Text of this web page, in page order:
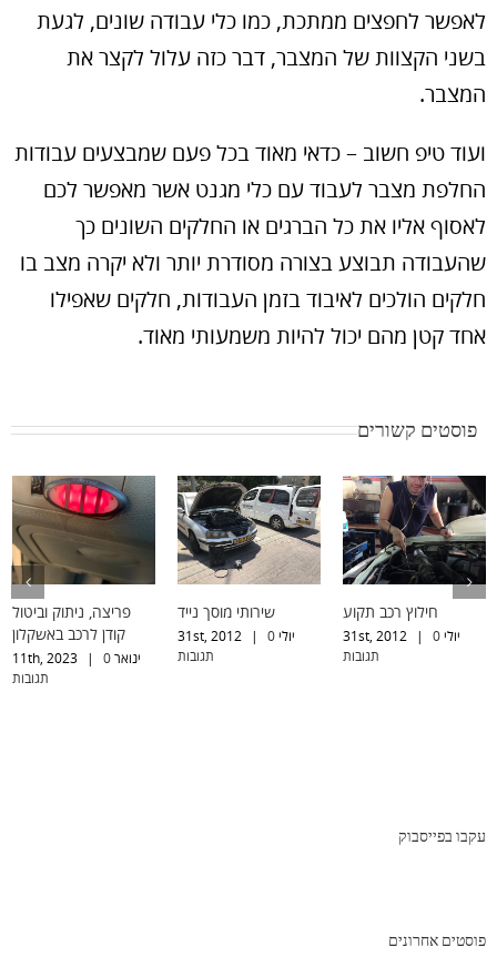
לאפשר לחפצים ממתכת, כמו כלי עבודה שונים, לגעת
בשני הקצוות של המצבר, דבר כזה עלול לקצר את
המצבר.
ועוד טיפ חשוב – כדאי מאוד בכל פעם שמבצעים עבודות
החלפת מצבר לעבוד עם כלי מגנט אשר מאפשר לכם
לאסוף אליו את כל הברגים או החלקים השונים כך
שהעבודה תבוצע בצורה מסודרת יותר ולא יקרה מצב בו
חלקים הולכים לאיבוד בזמן העבודות, חלקים שאפילו
אחד קטן מהם יכול להיות משמעותי מאוד.
פוסטים קשורים
פריצה, ניתוק וביטול
קודן לרכב באשקלון
ינואר 11th, 2023 |
0
תגובות
שירותי מוסך נייד
יולי 31st, 2012 |
0
תגובות
חילוץ רכב תקוע
יולי 31st, 2012 |
0
תגובות
עקבו בפייסבוק
פוסטים אחרונים